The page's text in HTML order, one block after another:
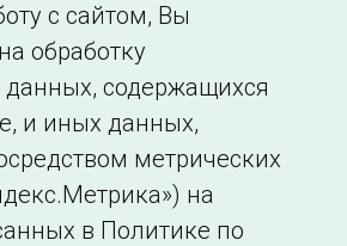
образовательной
организации
с сайтом, Вы
обработку
содержащихся
и иных данных,
метрических
на
в Политике по